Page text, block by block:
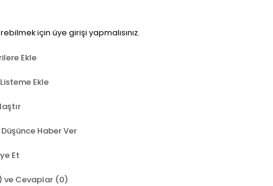
için üye girişi yapmalısınız.
Ekle
Ekle
Haber Ver
Et
ve Cevaplar (0)